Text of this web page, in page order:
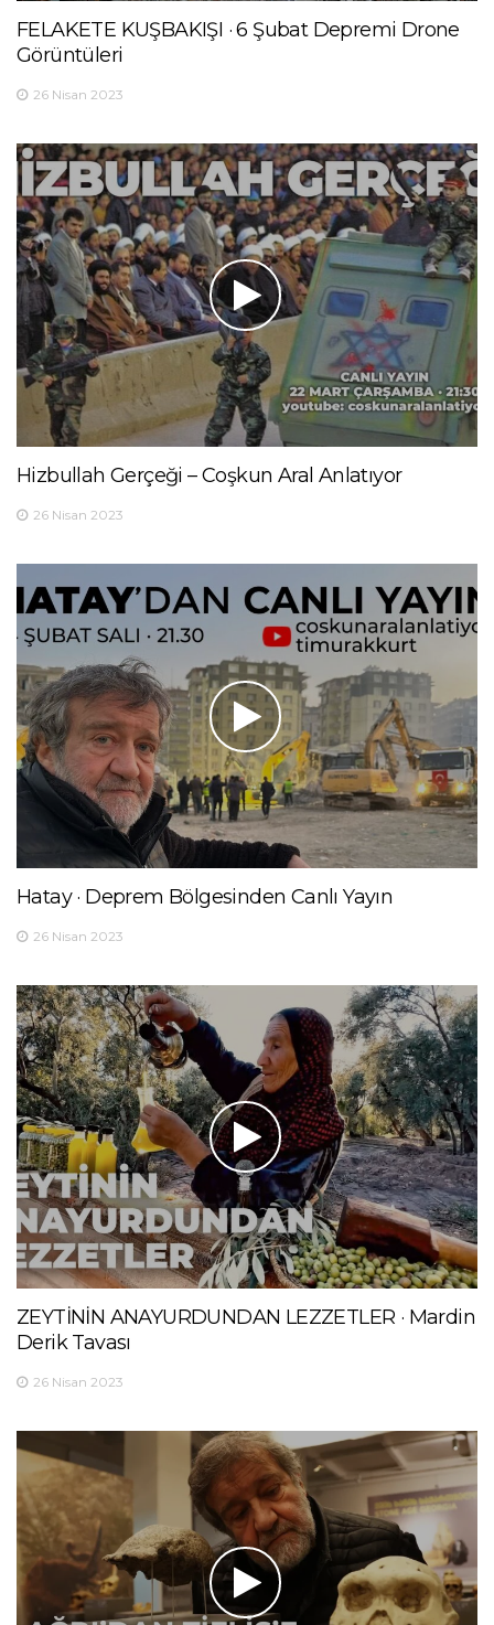
FELAKETE KUŞBAKIŞI · 6 Şubat Depremi Drone
Görüntüleri
26 Nisan 2023
Hizbullah Gerçeği – Coşkun Aral Anlatıyor
26 Nisan 2023
Hatay · Deprem Bölgesinden Canlı Yayın
26 Nisan 2023
ZEYTİNİN ANAYURDUNDAN LEZZETLER · Mardin
Derik Tavası
26 Nisan 2023